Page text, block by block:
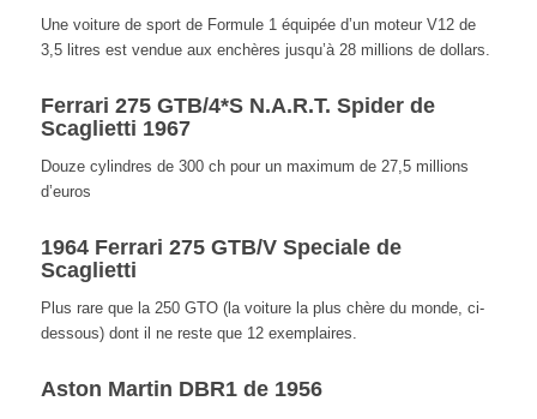
Une voiture de sport de Formule 1 équipée d’un moteur V12 de
3,5 litres est vendue aux enchères jusqu’à 28 millions de dollars.
Ferrari 275 GTB/4*S N.A.R.T. Spider de
Scaglietti 1967
Douze cylindres de 300 ch pour un maximum de 27,5 millions
d’euros
1964 Ferrari 275 GTB/V Speciale de
Scaglietti
Plus rare que la 250 GTO (la voiture la plus chère du monde, ci-
dessous) dont il ne reste que 12 exemplaires.
Aston Martin DBR1 de 1956